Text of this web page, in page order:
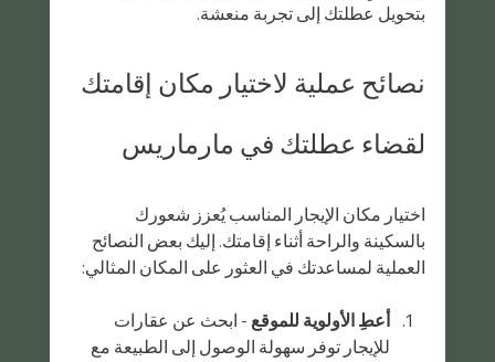
بتحويل عطلتك إلى تجربة منعشة.
نصائح عملية لاختيار مكان إقامتك
لقضاء عطلتك في مارماريس
اختيار مكان الإيجار المناسب يُعزز شعورك
بالسكينة والراحة أثناء إقامتك. إليك بعض النصائح
العملية لمساعدتك في العثور على المكان المثالي:
أعطِ الأولوية للموقع - ابحث عن عقارات
للإيجار توفر سهولة الوصول إلى الطبيعة مع